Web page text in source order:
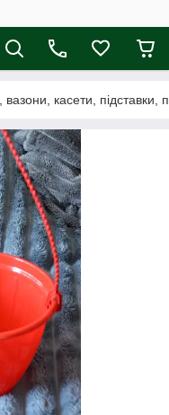
касети, підставки,